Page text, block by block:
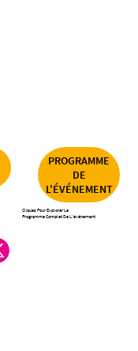
PROGRAMME
DE
L'ÉVÉNEMENT
Cliquez Pour Explorer Le
Programme Complet De L'événement